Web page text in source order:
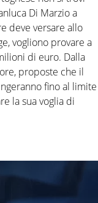
Di Marzio a
deve versare allo
vogliono provare a
di euro. Dalla
proposte che il
fino al limite
la sua voglia di